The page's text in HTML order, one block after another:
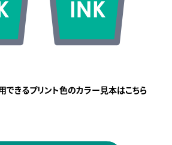
できるプリント色のカラー見本はこちら